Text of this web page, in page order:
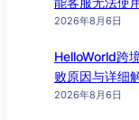
2026年8月6日
HelloWorld跨
败原因与详细
2026年8月6日